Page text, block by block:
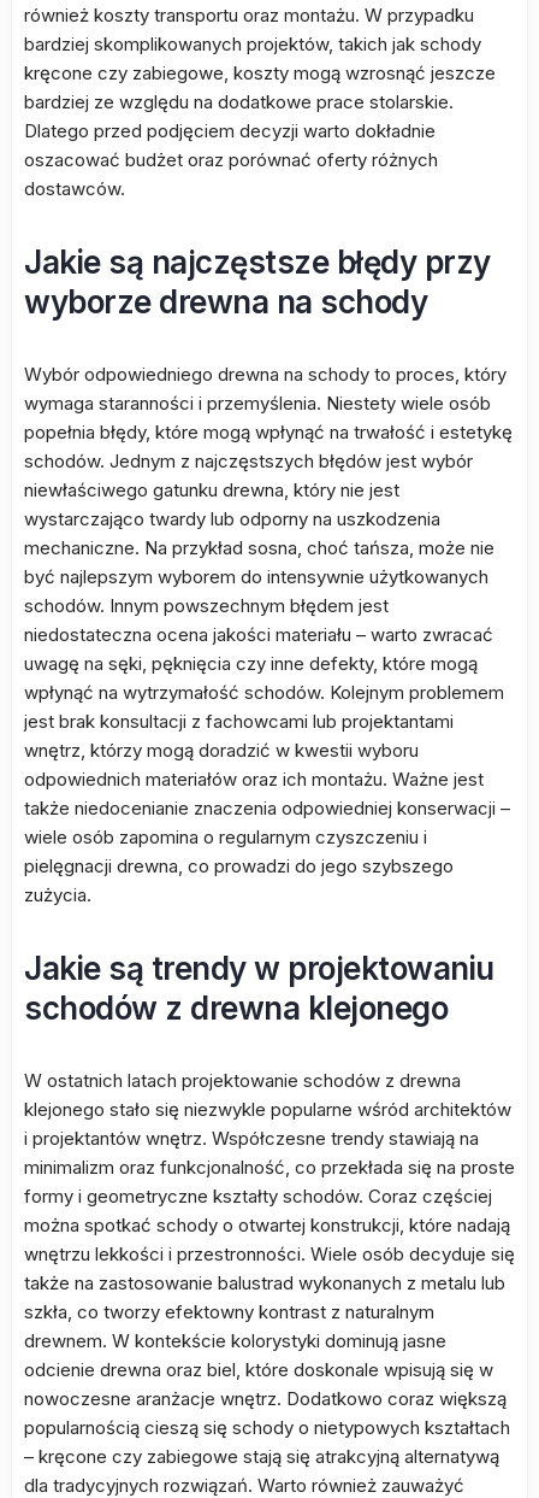
również koszty transportu oraz montażu. W przypadku
bardziej skomplikowanych projektów, takich jak schody
kręcone czy zabiegowe, koszty mogą wzrosnąć jeszcze
bardziej ze względu na dodatkowe prace stolarskie.
Dlatego przed podjęciem decyzji warto dokładnie
oszacować budżet oraz porównać oferty różnych
dostawców.
Jakie są najczęstsze błędy przy
wyborze drewna na schody
Wybór odpowiedniego drewna na schody to proces, który
wymaga staranności i przemyślenia. Niestety wiele osób
popełnia błędy, które mogą wpłynąć na trwałość i estetykę
schodów. Jednym z najczęstszych błędów jest wybór
niewłaściwego gatunku drewna, który nie jest
wystarczająco twardy lub odporny na uszkodzenia
mechaniczne. Na przykład sosna, choć tańsza, może nie
być najlepszym wyborem do intensywnie użytkowanych
schodów. Innym powszechnym błędem jest
niedostateczna ocena jakości materiału – warto zwracać
uwagę na sęki, pęknięcia czy inne defekty, które mogą
wpłynąć na wytrzymałość schodów. Kolejnym problemem
jest brak konsultacji z fachowcami lub projektantami
wnętrz, którzy mogą doradzić w kwestii wyboru
odpowiednich materiałów oraz ich montażu. Ważne jest
także niedocenianie znaczenia odpowiedniej konserwacji –
wiele osób zapomina o regularnym czyszczeniu i
pielęgnacji drewna, co prowadzi do jego szybszego
zużycia.
Jakie są trendy w projektowaniu
schodów z drewna klejonego
W ostatnich latach projektowanie schodów z drewna
klejonego stało się niezwykle popularne wśród architektów
i projektantów wnętrz. Współczesne trendy stawiają na
minimalizm oraz funkcjonalność, co przekłada się na proste
formy i geometryczne kształty schodów. Coraz częściej
można spotkać schody o otwartej konstrukcji, które nadają
wnętrzu lekkości i przestronności. Wiele osób decyduje się
także na zastosowanie balustrad wykonanych z metalu lub
szkła, co tworzy efektowny kontrast z naturalnym
drewnem. W kontekście kolorystyki dominują jasne
odcienie drewna oraz biel, które doskonale wpisują się w
nowoczesne aranżacje wnętrz. Dodatkowo coraz większą
popularnością cieszą się schody o nietypowych kształtach
– kręcone czy zabiegowe stają się atrakcyjną alternatywą
dla tradycyjnych rozwiązań. Warto również zauważyć